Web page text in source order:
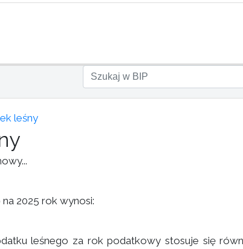
leśny
2025 rok wynosi:
leśnego za rok podatkowy stosuje się